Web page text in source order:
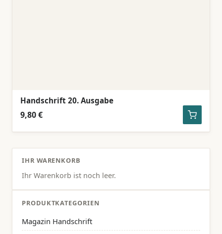
Handschrift 20. Ausgabe
9,80 €
IHR WARENKORB
Ihr Warenkorb ist noch leer.
PRODUKTKATEGORIEN
Magazin Handschrift